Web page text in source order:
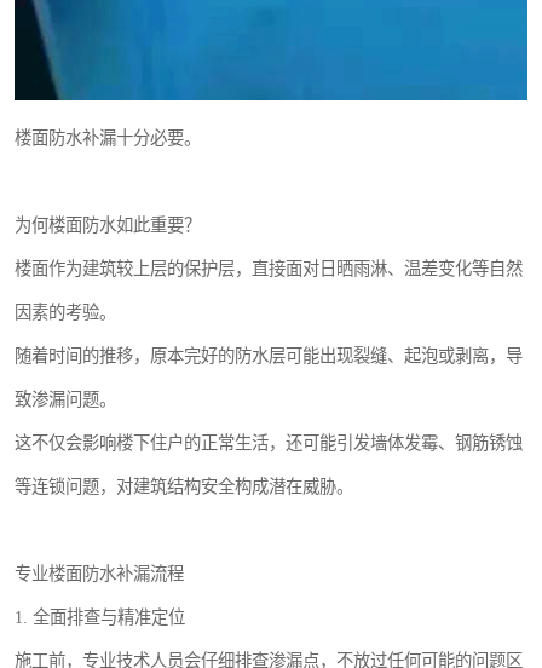
楼面防水补漏十分必要。
为何楼面防水如此重要？
楼面作为建筑较上层的保护层，直接面对日晒雨淋、温差变化等自然
因素的考验。
随着时间的推移，原本完好的防水层可能出现裂缝、起泡或剥离，导
致渗漏问题。
这不仅会影响楼下住户的正常生活，还可能引发墙体发霉、钢筋锈蚀
等连锁问题，对建筑结构安全构成潜在威胁。
专业楼面防水补漏流程
1. 全面排查与精准定位
施工前，专业技术人员会仔细排查渗漏点，不放过任何可能的问题区